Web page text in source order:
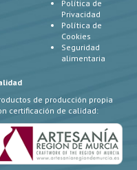
Política de
Privacidad
Política de
Cookies
Seguridad
alimentaria
de producción propia
certificación de calidad: